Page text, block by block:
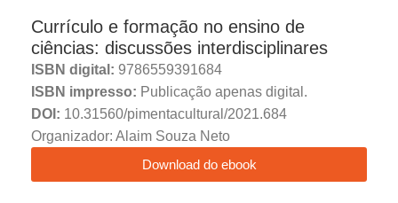
Currículo e formação no ensino de
ciências: discussões interdisciplinares
ISBN digital: 9786559391684
ISBN impresso: Publicação apenas digital.
DOI: 10.31560/pimentacultural/2021.684
Organizador: Alaim Souza Neto
Download do ebook